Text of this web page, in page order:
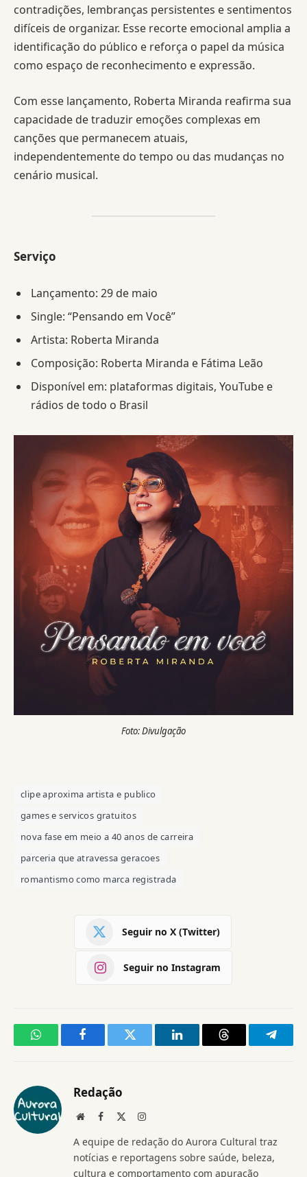
contradições, lembranças persistentes e sentimentos
difíceis de organizar. Esse recorte emocional amplia a
identificação do público e reforça o papel da música
como espaço de reconhecimento e expressão.
Com esse lançamento, Roberta Miranda reafirma sua
capacidade de traduzir emoções complexas em
canções que permanecem atuais,
independentemente do tempo ou das mudanças no
cenário musical.
Serviço
Lançamento: 29 de maio
Single: “Pensando em Você”
Artista: Roberta Miranda
Composição: Roberta Miranda e Fátima Leão
Disponível em: plataformas digitais, YouTube e
rádios de todo o Brasil
Foto: Divulgação
clipe aproxima artista e publico
games e servicos gratuitos
nova fase em meio a 40 anos de carreira
parceria que atravessa geracoes
romantismo como marca registrada
Seguir no X (Twitter)
Seguir no Instagram
WhatsAppFacebookTwitter LinkedInThreads
Redação
WebsiteFacebook Instagram
A equipe de redação do Aurora Cultural traz
notícias e reportagens sobre saúde, beleza,
cultura e comportamento com apuração